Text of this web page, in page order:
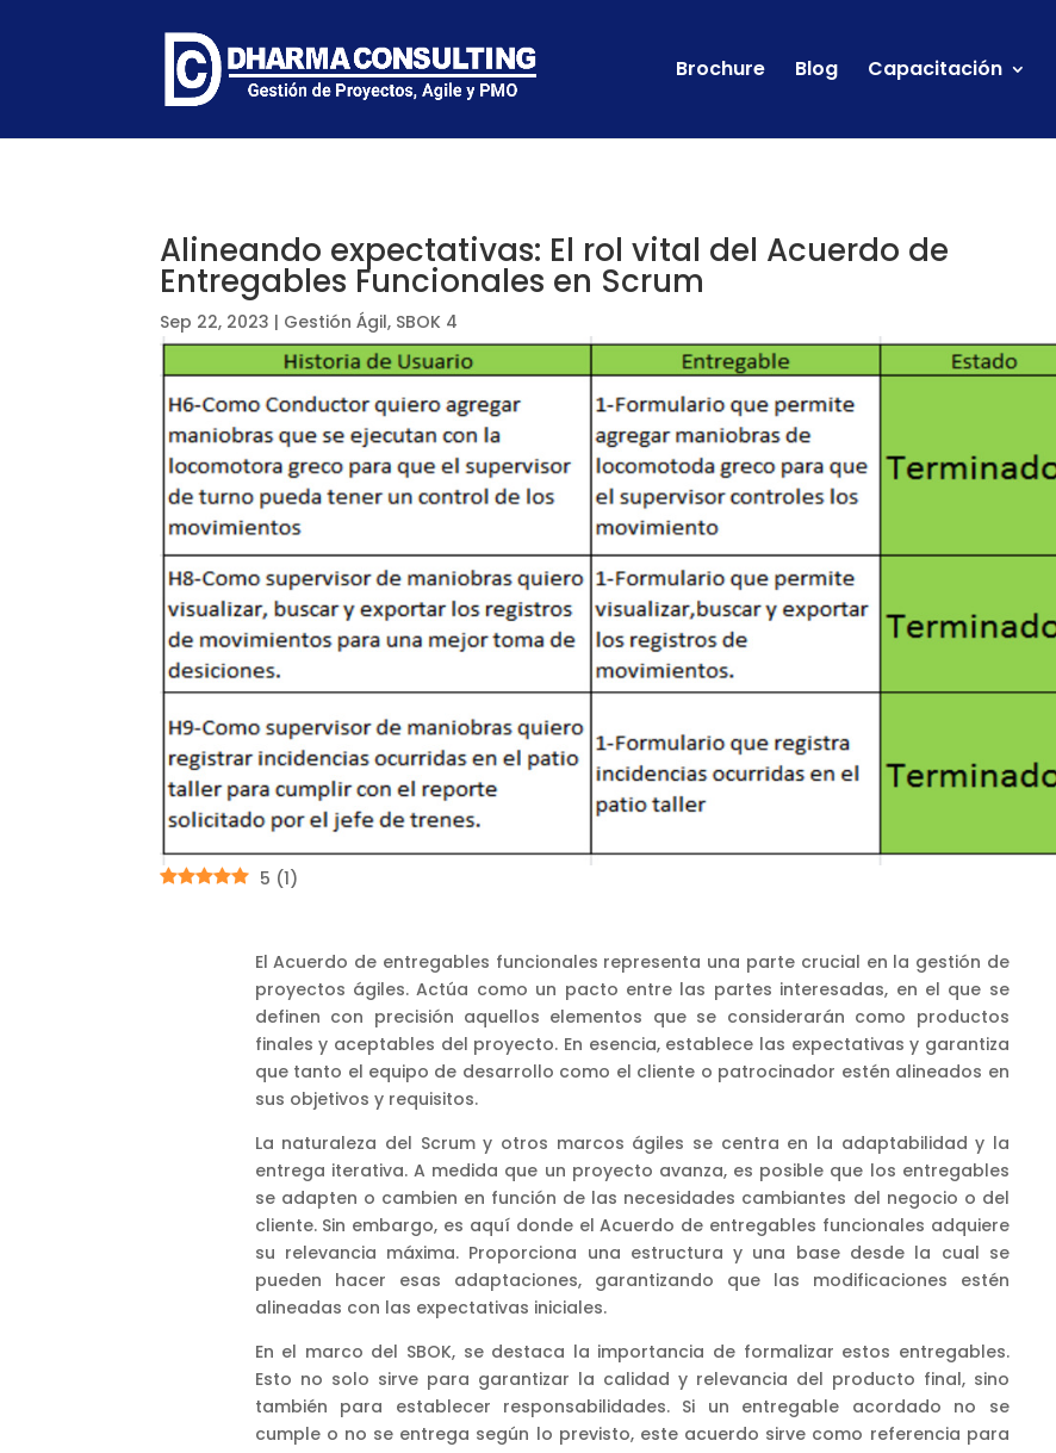
Brochure Blog Capacitación
Alineando expectativas: El rol vital del Acuerdo de
Entregables Funcionales en Scrum
Sep 22, 2023 | Gestión Ágil, SBOK 4
5 (1)
El Acuerdo de entregables funcionales representa una parte crucial en la gestión de
proyectos ágiles. Actúa como un pacto entre las partes interesadas, en el que se
definen con precisión aquellos elementos que se considerarán como productos
finales y aceptables del proyecto. En esencia, establece las expectativas y garantiza
que tanto el equipo de desarrollo como el cliente o patrocinador estén alineados en
sus objetivos y requisitos.
La naturaleza del Scrum y otros marcos ágiles se centra en la adaptabilidad y la
entrega iterativa. A medida que un proyecto avanza, es posible que los entregables
se adapten o cambien en función de las necesidades cambiantes del negocio o del
cliente. Sin embargo, es aquí donde el Acuerdo de entregables funcionales adquiere
su relevancia máxima. Proporciona una estructura y una base desde la cual se
pueden hacer esas adaptaciones, garantizando que las modificaciones estén
alineadas con las expectativas iniciales.
En el marco del SBOK, se destaca la importancia de formalizar estos entregables.
Esto no solo sirve para garantizar la calidad y relevancia del producto final, sino
también para establecer responsabilidades. Si un entregable acordado no se
cumple o no se entrega según lo previsto, este acuerdo sirve como referencia para